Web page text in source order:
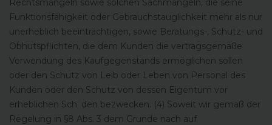
Rechtsmängeln sowie solchen Sachmängeln, die seine
Funktionsfähigkeit oder Gebrauchstauglichkeit mehr als nur
unerheblich beeinträchtigen, sowie Beratungs-, Schutz- und
Obhutspflichten, die dem Kunden die vertragsgemäße
Verwendung des Kaufgegenstands ermöglichen sollen
oder den Schutz von Leib oder Leben von Personal des
Kunden oder den Schutz von dessen Eigentum vor
erheblichen Sch den bezwecken. (4) Soweit wir gemäß der
Regelung in §8 Abs. 3 dem Grunde nach auf